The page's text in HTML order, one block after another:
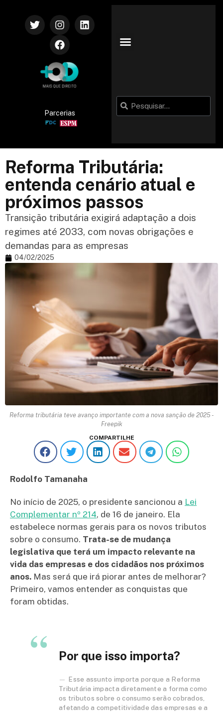
Parcerias
Reforma Tributária:
entenda cenário atual e
próximos passos
Transição tributária exigirá adaptação a dois
regimes até 2033, com novas obrigações e
demandas para as empresas
04/02/2025
Reforma tributária teve avanço importante com a nova sanção de 2025 -
Freepik
COMPARTILHE
Rodolfo Tamanaha
No início de 2025, o presidente sancionou a Lei
Complementar nº 214, de 16 de janeiro. Ela
estabelece normas gerais para os novos tributos
sobre o consumo. Trata-se de mudança
legislativa que terá um impacto relevante na
vida das empresas e dos cidadãos nos próximos
anos. Mas será que irá piorar antes de melhorar?
Primeiro, vamos entender as conquistas que
foram obtidas.
Por que isso importa?
Esse assunto importa porque a Reforma
Tributária impacta diretamente a forma como
os tributos sobre o consumo serão cobrados,
afetando a competitividade das empresas e a